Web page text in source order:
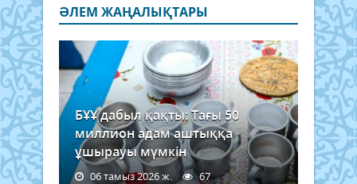
ӘЛЕМ ЖАҢАЛЫҚТАРЫ
БҰҰ дабыл қақты: Тағы 50
миллион адам аштыққа
ұшырауы мүмкін
06 тамыз 2026 ж. 67